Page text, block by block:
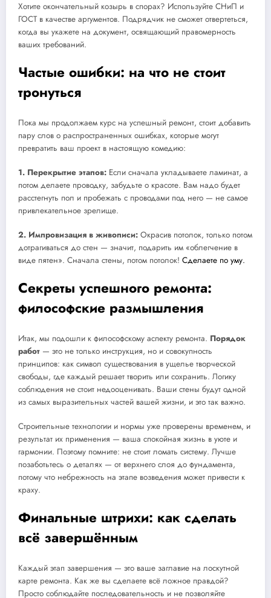
Хотите окончательный козырь в спорах? Используйте СНиП и
ГОСТ в качестве аргументов. Подрядчик не сможет отвертеться,
когда вы укажете на документ, освящающий правомерность
ваших требований.
Частые ошибки: на что не стоит
тронуться
Пока мы продолжаем курс на успешный ремонт, стоит добавить
пару слов о распространенных ошибках, которые могут
превратить ваш проект в настоящую комедию:
1. Перекрытие этапов: Если сначала укладываете ламинат, а
потом делаете проводку, забудьте о красоте. Вам надо будет
расстегнуть пол и пробежать с проводами под него — не самое
привлекательное зрелище.
2. Импровизация в живописи: Окрасив потолок, только потом
дотрагиваться до стен — значит, подарить им «облегчение в
виде пятен». Сначала стены, потом потолок! Сделаете по уму.
Секреты успешного ремонта:
философские размышления
Итак, мы подошли к философскому аспекту ремонта. Порядок
работ — это не только инструкция, но и совокупность
принципов: как символ существования в ущелье творческой
свободы, где каждый решает творить или сохранить. Логику
соблюдения не стоит недооценивать. Ваши стены будут одной
из самых выразительных частей вашей жизни, и это так важно.
Строительные технологии и нормы уже проверены временем, и
результат их применения — ваша спокойная жизнь в уюте и
гармонии. Поэтому помните: не стоит ломать систему. Лучше
позаботьтесь о деталях — от верхнего слоя до фундамента,
потому что небрежность на этапе возведения может привести к
краху.
Финальные штрихи: как сделать
всё завершённым
Каждый этап завершения — это ваше заглавие на лоскутной
карте ремонта. Как же вы сделаете всё ложное правдой?
Просто соблюдайте последовательность и не позволяйте